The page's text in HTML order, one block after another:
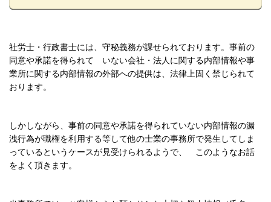
社労士・行政書士には、守秘義務が課せられております。事前の
同意や承諾を得られて いない会社・法人に関する内部情報や事
業所に関する内部情報の外部への提供は、法律上固く禁じられて
おります。
しかしながら、事前の同意や承諾を得られていない内部情報の漏
洩行為が職権を利用する等して他の士業の事務所で発生してしま
っているというケースが見受けられるようで、 このようなお話
をよく頂きます。